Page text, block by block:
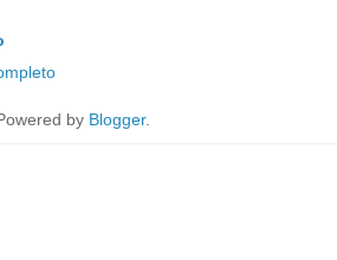
by Blogger.